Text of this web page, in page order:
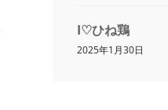
I♡ひね鶏
2025年1月30日